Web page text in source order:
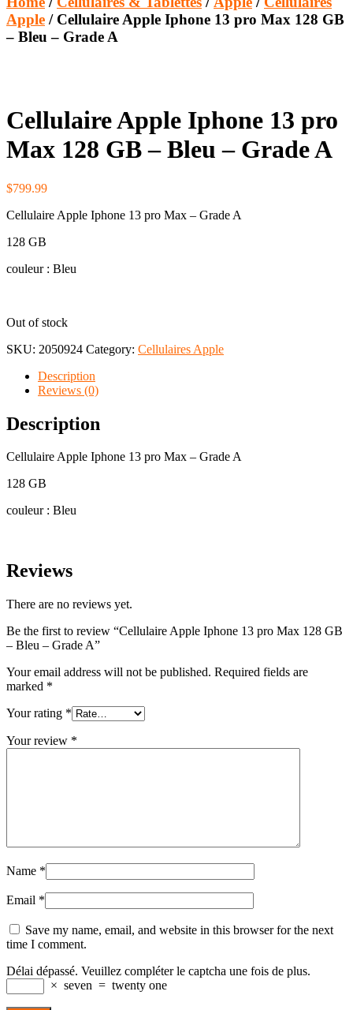
Apple / Cellulaire Apple Iphone 13 pro Max 128 GB
– Bleu – Grade A
Cellulaire Apple Iphone 13 pro
Max 128 GB – Bleu – Grade A
$799.99
Cellulaire Apple Iphone 13 pro Max – Grade A
128 GB
couleur : Bleu
Out of stock
SKU: 2050924 Category: Cellulaires Apple
Description
Reviews (0)
Description
Cellulaire Apple Iphone 13 pro Max – Grade A
128 GB
couleur : Bleu
Reviews
There are no reviews yet.
Be the first to review “Cellulaire Apple Iphone 13 pro Max 128 GB
– Bleu – Grade A”
Your email address will not be published. Required fields are
marked *
Your rating *
Your review *
Name *
Email *
Save my name, email, and website in this browser for the next
time I comment.
Délai dépassé. Veuillez compléter le captcha une fois de plus.
× seven = twenty one